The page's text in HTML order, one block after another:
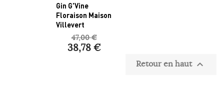
Gin G'Vine
Floraison Maison
Villevert
47,00 €
38,78 €
Retour en haut 